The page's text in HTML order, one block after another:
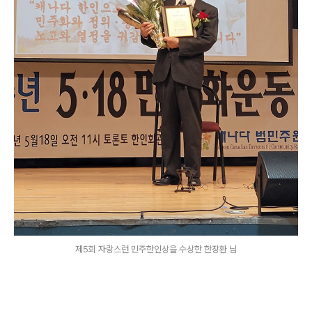
제5회 자랑스런 민주한인상을 수상한 한장환 님